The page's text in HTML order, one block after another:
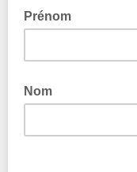
Prénom
Nom